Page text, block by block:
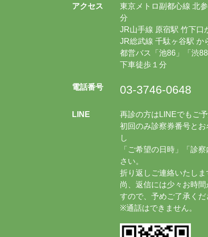
アクセス
東京メトロ副都心線 北
分
JR山手線 原宿駅 竹下
JR総武線 千駄ヶ谷駅 か
都営バス「池86」「渋
下車徒歩１分
電話番号 03-3746-0648
LINE
再診の方はLINEでもご
初回のみ診察券番号と
し
「ご希望の日時」「診
さい。
折り返しご連絡いたしま
尚、返信には少々お時
すので、予めご了承くだ
※通話はできません。